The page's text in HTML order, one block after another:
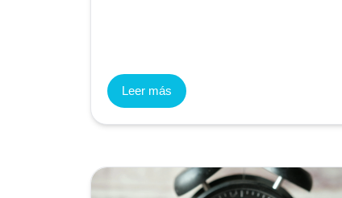
Leer más